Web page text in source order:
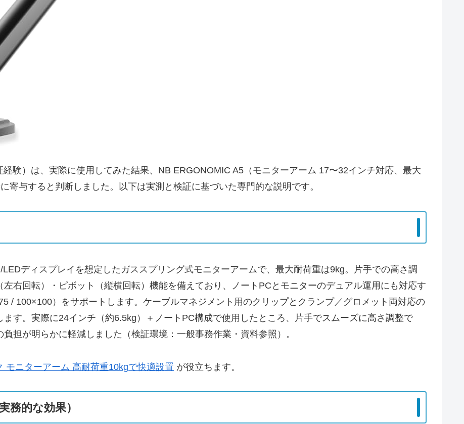
験）は、実際に使用してみた結果、NB ERGONOMIC A5（モニターアーム 17〜32インチ対応、最大
寄与すると判断しました。以下は実測と検証に基づいた専門的な説明です。
ディスプレイを想定したガススプリング式モニターアームで、最大耐荷重は9kg。片手での高さ調
右回転）・ピボット（縦横回転）機能を備えており、ノートPCとモニターのデュアル運用にも対応す
/ 100×100）をサポートします。ケーブルマネジメント用のクリップとクランプ／グロメット両対応の
す。実際に24インチ（約6.5kg）＋ノートPC構成で使用したところ、片手でスムーズに高さ調整で
担が明らかに軽減しました（検証環境：一般事務作業・資料参照）。
モニターアーム 高耐荷重10kgで快適設置 が役立ちます。
務的な効果）